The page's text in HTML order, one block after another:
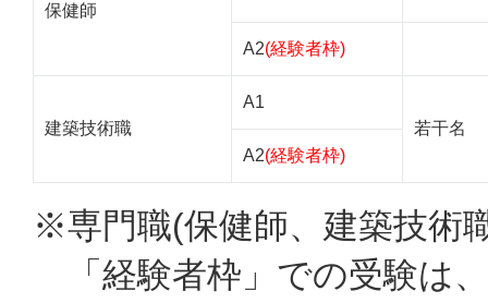
保健師
A2(経験者枠)
建築技術職
A1
若干名
A2(経験者枠)
※専門職(保健師、建築技術
「経験者枠」での受験は